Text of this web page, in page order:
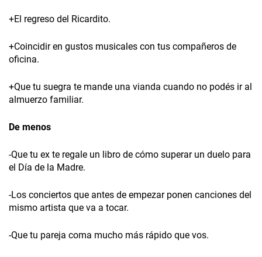
+El regreso del Ricardito.
+Coincidir en gustos musicales con tus compañeros de
oficina.
+Que tu suegra te mande una vianda cuando no podés ir al
almuerzo familiar.
De menos
-Que tu ex te regale un libro de cómo superar un duelo para
el Día de la Madre.
-Los conciertos que antes de empezar ponen canciones del
mismo artista que va a tocar.
-Que tu pareja coma mucho más rápido que vos.